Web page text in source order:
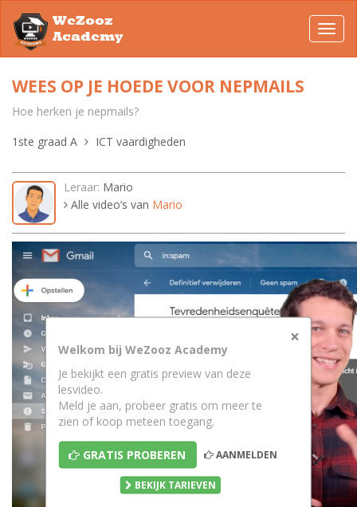
WeZooz
Academy
WEES OP JE HOEDE VOOR NEPMAILS
Hoe herken je nepmails?
1ste graad A
ICT vaardigheden
Leraar: Mario
Alle video’s van Mario
×
Welkom bij WeZooz Academy
Je bekijkt een gratis preview van deze
lesvideo.
Meld je aan, probeer gratis om meer te
zien of koop meteen toegang.
GRATIS PROBEREN AANMELDEN
BEKIJK TARIEVEN